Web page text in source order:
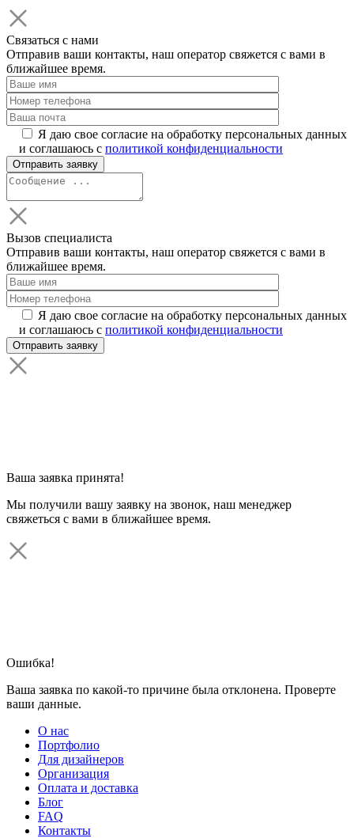
Связаться с нами
Отправив ваши контакты, наш оператор свяжется с вами в
ближайшее время.
Я даю свое согласие на обработку персональных данных
и соглашаюсь с политикой конфиденциальности
Вызов специалиста
Отправив ваши контакты, наш оператор свяжется с вами в
ближайшее время.
Я даю свое согласие на обработку персональных данных
и соглашаюсь с политикой конфиденциальности
Ваша заявка принята!
Мы получили вашу заявку на звонок, наш менеджер
свяжеться с вами в ближайшее время.
Ошибка!
Ваша заявка по какой-то причине была отклонена. Проверте
ваши данные.
О нас
Портфолио
Для дизайнеров
Организация
Оплата и доставка
Блог
FAQ
Контакты